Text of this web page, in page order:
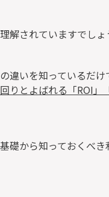
解されていますでしょ
違いを知っているだ
りとよばれる「ROI」
礎から知っておくべ